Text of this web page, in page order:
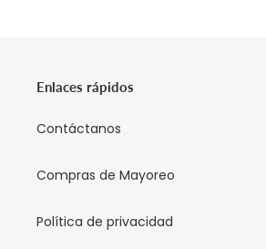
Enlaces rápidos
Contáctanos
Compras de Mayoreo
Política de privacidad